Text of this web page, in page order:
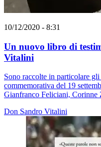
10/12/2020 - 8:31
Un nuovo libro di
Vitalini
Sono raccolte in particolare
commemorativa del 19
Gianfranco Feliciani, Corinne
Don Sandro Vitalini